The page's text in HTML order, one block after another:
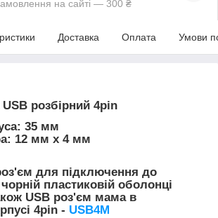
на сайті — 300 ₴
Доставка Оплата Умови
розбірний 4pin
35 мм
12 мм х 4 мм
для підключення до
пластиковій оболонці
USB роз'єм мама в
4pin - USB4M